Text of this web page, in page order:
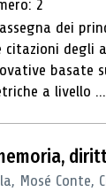
2
dei
degli
basate
a livello ...
Mosé Conte,